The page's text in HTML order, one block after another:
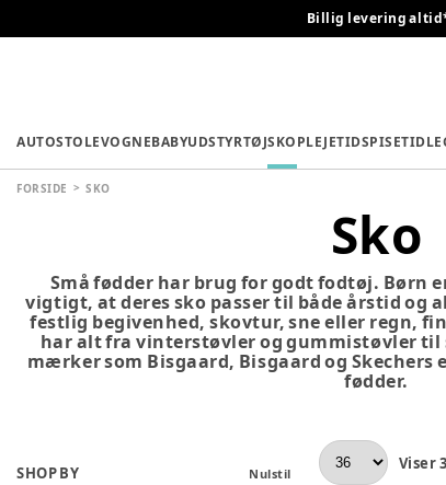
Billig levering altid*
AUTOSTOLEVOGNEBABYUDSTYRTØJSKOPLEJETIDSPISETID
FORSIDE SKO
Sko
Små fødder har brug for godt fodtøj. Børn
vigtigt, at deres sko passer til både årstid og
festlig begivenhed, skovtur, sne eller regn,
har alt fra vinterstøvler og gummistøvler til
mærker som Bisgaard, Bisgaard og
fødder.
SHOP BY Nulstil
Viser